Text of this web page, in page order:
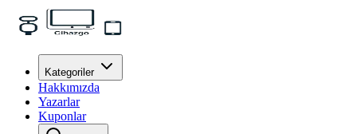
Kategoriler
Hakkımızda
Yazarlar
Kuponlar